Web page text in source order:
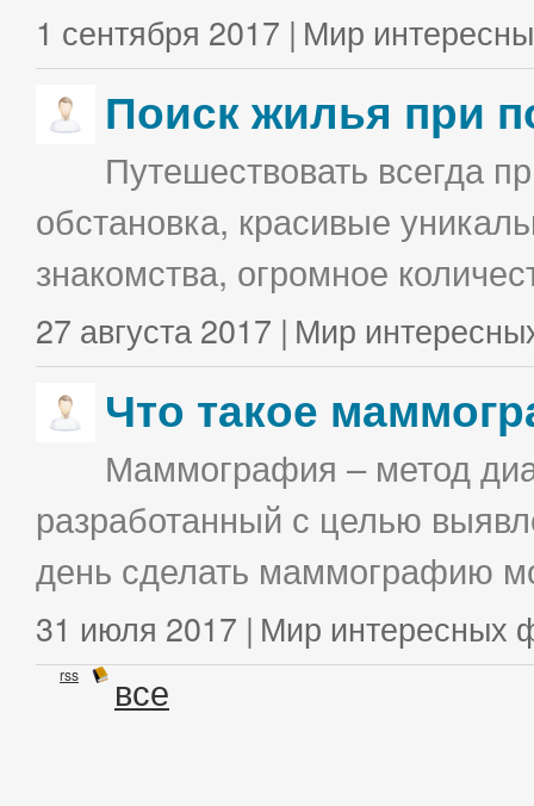
1 сентября 2017 | Мир
Поиск жилья при
Путешествовать всегда
обстановка, красивые
знакомства, огромное
27 августа 2017 | Мир
Что такое
Маммография – метод
разработанный с целью
день сделать маммографию
31 июля 2017 | Мир интересных
rss все